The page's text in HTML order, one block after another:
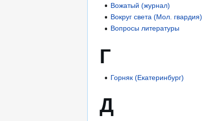
Вожатый (журнал)
Вокруг света (Мол. гвардия)
Вопросы литературы
Г
Горняк (Екатеринбург)
Д